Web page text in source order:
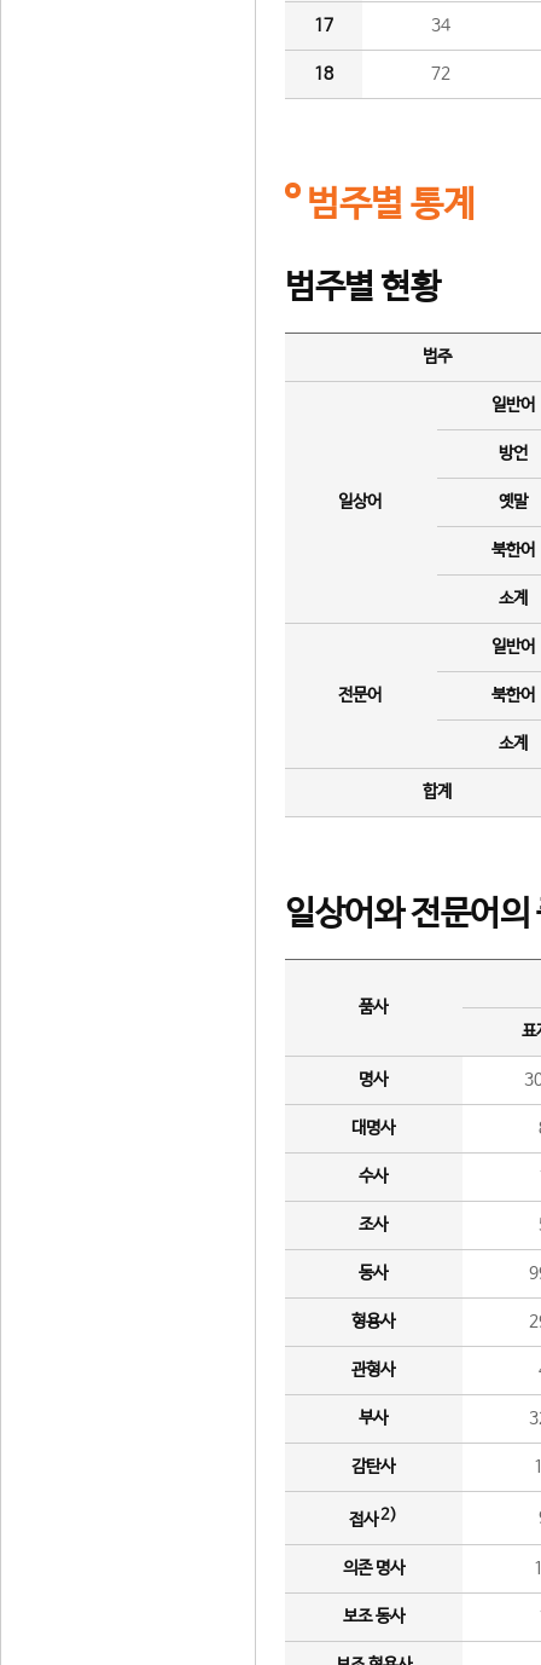
17 34
18 72
범주별 통계
범주별 현황
범주
일상어
일반어
방언
옛말
북한어
소계
전문어
일반어
북한어
소계
합계
일상어와 전문어의
품사
표
명사
대명사
수사
조사
동사
형용사
관형사
부사
감탄사
접사2)
의존 명사
보조 동사